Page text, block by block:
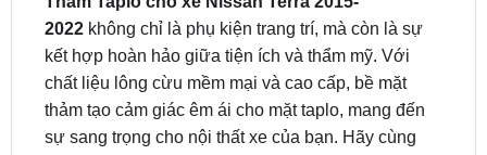
chất liệu lông cừu mềm mại và cao cấp, bề mặt
thảm tạo cảm giác êm ái cho mặt taplo, mang đến
sự sang trọng cho nội thất xe của bạn. Hãy cùng
ZKar Auto tìm hiểu chi tiết về thảm Taplo Terraqua
bài viết sau đây nhé!